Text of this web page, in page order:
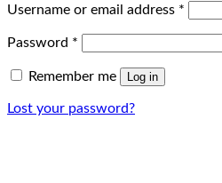
Username or email address *
Password *
Remember me Log in
Lost your password?